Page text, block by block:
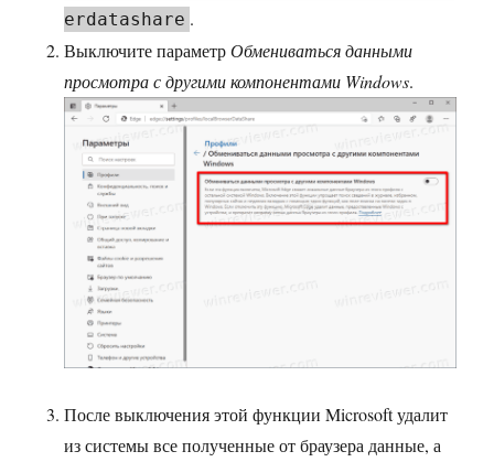
erdatashare .
Выключите параметрОбмениваться данными
просмотра с другими компонентами Windows.
После выключения этой функции Microsoft удалит
из системы все полученные от браузера данные, а